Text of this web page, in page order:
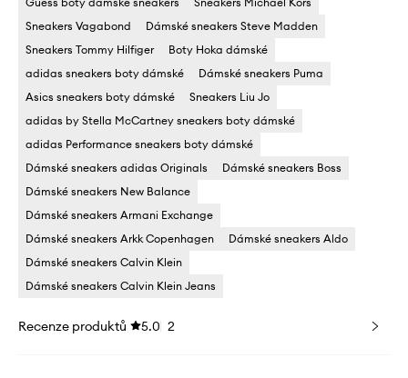
Sneakers Vagabond
Dámské sneakers Steve Madden
Sneakers Tommy Hilfiger
Boty Hoka dámské
adidas sneakers boty dámské
Dámské sneakers Puma
Asics sneakers boty dámské
Sneakers Liu Jo
adidas by Stella McCartney sneakers boty dámské
adidas Performance sneakers boty dámské
Dámské sneakers adidas Originals
Dámské sneakers Boss
Dámské sneakers New Balance
Dámské sneakers Armani Exchange
Dámské sneakers Arkk Copenhagen
Dámské sneakers Aldo
Dámské sneakers Calvin Klein
Dámské sneakers Calvin Klein Jeans
Recenze produktů 5.0 2